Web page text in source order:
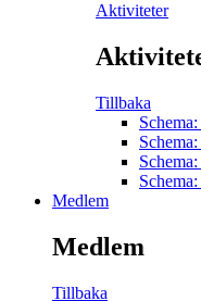
Aktiviteter
Tillbaka
Medlem
Medlem
Tillbaka